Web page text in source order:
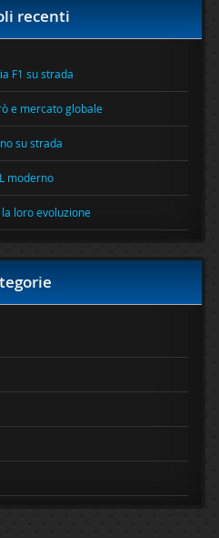
recenti
F1 su strada
e mercato globale
su strada
moderno
loro evoluzione